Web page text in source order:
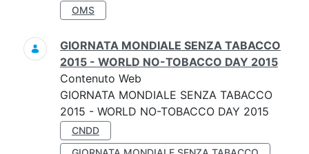
OMS
GIORNATA MONDIALE SENZA TABACCO
2015 - WORLD NO-TOBACCO DAY 2015
Contenuto Web
GIORNATA MONDIALE SENZA TABACCO
2015 - WORLD NO-TOBACCO DAY 2015
CNDD